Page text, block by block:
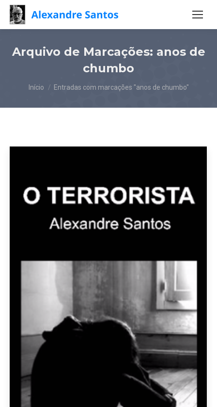
Arquivo de Marcações: anos de
chumbo
Você está aqui:
Início Entradas com marcações "anos de chumbo"